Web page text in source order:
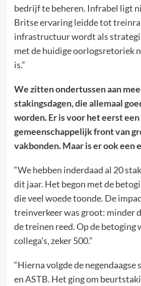
bedrijf te beheren. Infrabel ligt
Britse ervaring leidde tot
infrastructuur wordt als
met de huidige oorlogsretoriek
is.”
We zitten ondertussen aan
stakingsdagen, die allemaal
worden. Er is voor het eerst een
gemeenschappelijk front van
vakbonden. Maar is er ook een
“We hebben inderdaad al 20
dit jaar. Het begon met de
die veel woede toonde. De
treinverkeer was groot: minder
de treinen reed. Op de betoging
collega’s, zeker 500.”
“Hierna volgde de negendaagse
en ASTB. Het ging om